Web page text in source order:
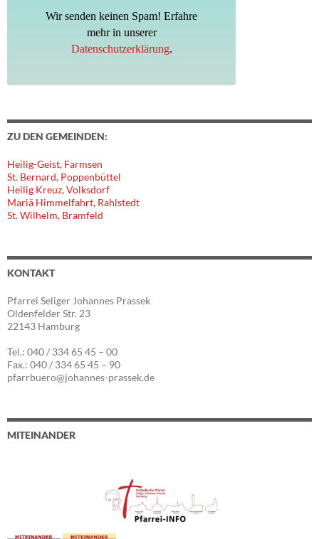
Wir senden keinen Spam! Erfahre
mehr in unserer
Datenschutzerklärung.
ZU DEN GEMEINDEN:
Heilig-Geist, Farmsen
St. Bernard, Poppenbüttel
Heilig Kreuz, Volksdorf
Mariä Himmelfahrt, Rahlstedt
St. Wilhelm, Bramfeld
KONTAKT
Pfarrei Seliger Johannes Prassek
Oldenfelder Str. 23
22143 Hamburg
Tel.: 040 / 334 65 45 – 00
Fax.: 040 / 334 65 45 – 90
pfarrbuero@johannes-prassek.de
MITEINANDER